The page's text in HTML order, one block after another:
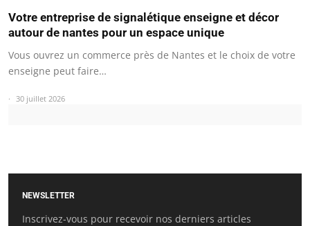
Votre entreprise de signalétique enseigne et décor
autour de nantes pour un espace unique
Vous ouvrez un commerce près de Nantes et le choix de votre
enseigne peut faire…
30 juillet 2026
NEWSLETTER
Inscrivez-vous pour recevoir nos derniers articles